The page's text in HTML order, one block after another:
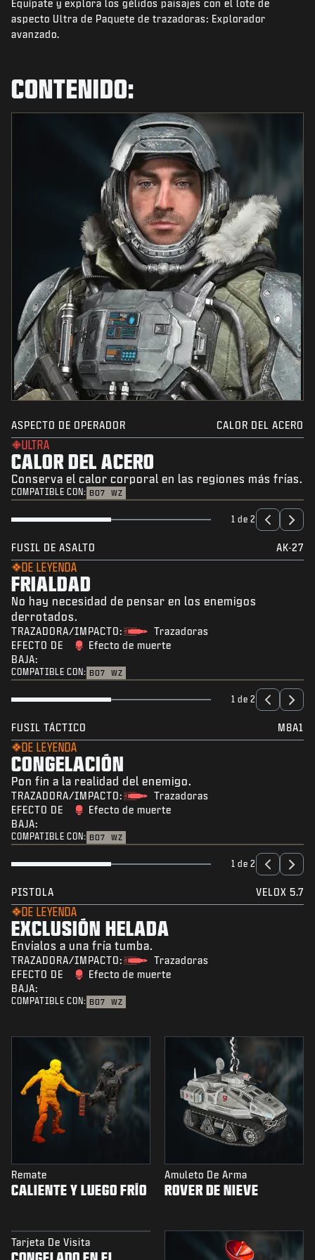
NOTICIAS
TIENDA
SOPORTE
| REGISTRARSE
Equípate y explora los gélidos paisajes con el lote de
aspecto Ultra de Paquete de trazadoras: Explorador
avanzado.
CONTENIDO:
ASPECTO DE OPERADOR CALOR DEL ACERO
ULTRA
CALOR DEL ACERO
Conserva el calor corporal en las regiones más frías.
COMPATIBLE CON: BO7 WZ
1 de 2
FUSIL DE ASALTO AK-27
DE LEYENDA
FRIALDAD
No hay necesidad de pensar en los enemigos
derrotados.
TRAZADORA/IMPACTO:
Trazadoras
EFECTO DE
BAJA:
Efecto de muerte
COMPATIBLE CON: BO7 WZ
1 de 2
FUSIL TÁCTICO M8A1
DE LEYENDA
CONGELACIÓN
Pon fin a la realidad del enemigo.
TRAZADORA/IMPACTO:
Trazadoras
EFECTO DE
BAJA:
Efecto de muerte
COMPATIBLE CON: BO7 WZ
1 de 2
PISTOLA VELOX 5.7
DE LEYENDA
EXCLUSIÓN HELADA
Envíalos a una fría tumba.
TRAZADORA/IMPACTO:
Trazadoras
EFECTO DE
BAJA:
Efecto de muerte
COMPATIBLE CON: BO7 WZ
Remate
CALIENTE Y LUEGO FRÍO
Amuleto De Arma
ROVER DE NIEVE
Tarjeta De Visita